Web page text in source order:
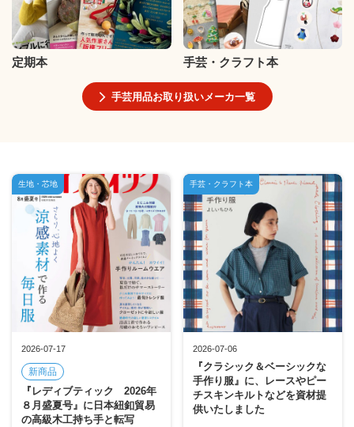
定期本 手芸・クラフト本
手芸用品お取り扱いメーカ一覧
2026-07-17
新商品
『レディブティック 2026年
８月盛夏号』に日本紐釦貿易
の高級木工持ち手と転写
生地・芯地
2026-07-06
『クラシック＆ベーシックな
手作り服』に、レースやピー
チスキンキルトなどを資材提
供いたしました
手芸・クラフト本